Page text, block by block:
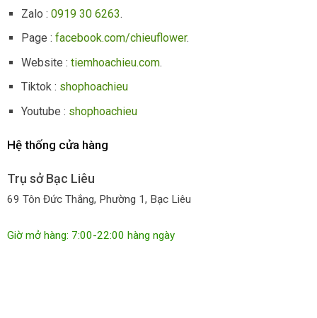
Zalo :0919 30 6263.
Page :facebook.com/chieuflower.
Website :tiemhoachieu.com.
Tiktok : shophoachieu
Youtube : shophoachieu
Hệ thống cửa hàng
Trụ sở Bạc Liêu
69 Tôn Đức Thắng, Phường 1, Bạc Liêu
Giờ mở hàng: 7:00-22:00 hàng ngày